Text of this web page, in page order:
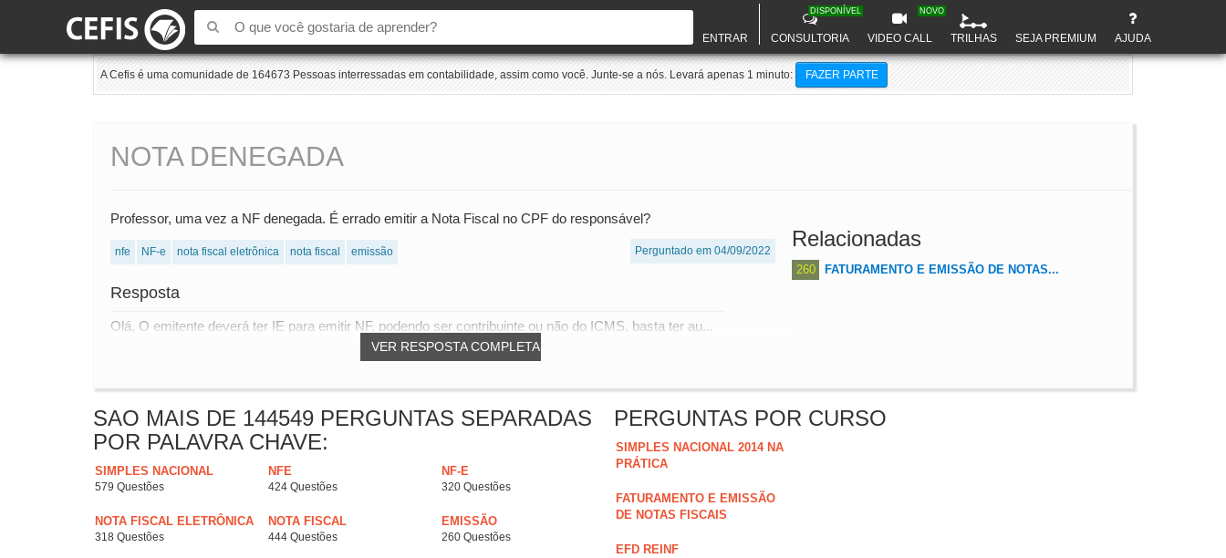
ENTRAR CONSULTORIA
DISPONÍVEL
VIDEO CALL
NOVO
TRILHAS SEJA PREMIUM AJUDA
A Cefis é uma comunidade de 164673 Pessoas interressadas em contabilidade, assim como você. Junte-se a nós. Levará apenas 1 minuto: FAZER PARTE
NOTA DENEGADA
Professor, uma vez a NF denegada. É errado emitir a Nota Fiscal no CPF do responsável?
nfe NF-e nota fiscal eletrônica nota fiscal emissão Perguntado em 04/09/2022
Resposta
VER RESPOSTA COMPLETA
Olá, O emitente deverá ter IE para emitir NF, podendo ser contribuinte ou não do ICMS, basta ter au...
Relacionadas
260 FATURAMENTO E EMISSÃO DE NOTAS...
SAO MAIS DE 144549 PERGUNTAS SEPARADAS
POR PALAVRA CHAVE:
SIMPLES NACIONAL
579 Questões
NFE
424 Questões
NF-E
320 Questões
NOTA FISCAL ELETRÔNICA
318 Questões
NOTA FISCAL
444 Questões
EMISSÃO
260 Questões
PERGUNTAS POR CURSO
SIMPLES NACIONAL 2014 NA
PRÁTICA
FATURAMENTO E EMISSÃO
DE NOTAS FISCAIS
EFD REINF